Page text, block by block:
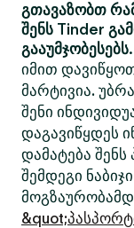
გთავაზობთ
შენს Tinder
გააუმჯობესებს.
იმით
მარტივია.
შენი
დაგავიწყდეს
დამატება
შემდეგი